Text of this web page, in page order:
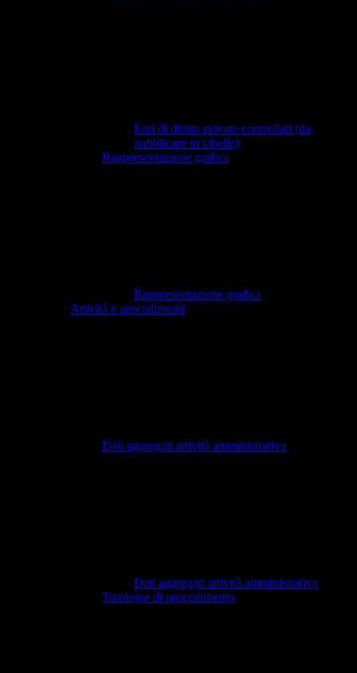
Enti di diritto privato controllati (da
pubblicare in tabelle)
Rappresentazione grafica
Rappresentazione grafica
Attività e procedimenti
Dati aggregati attività amministrativa
Dati aggregati attività amministrativa
Tipologie di procedimento